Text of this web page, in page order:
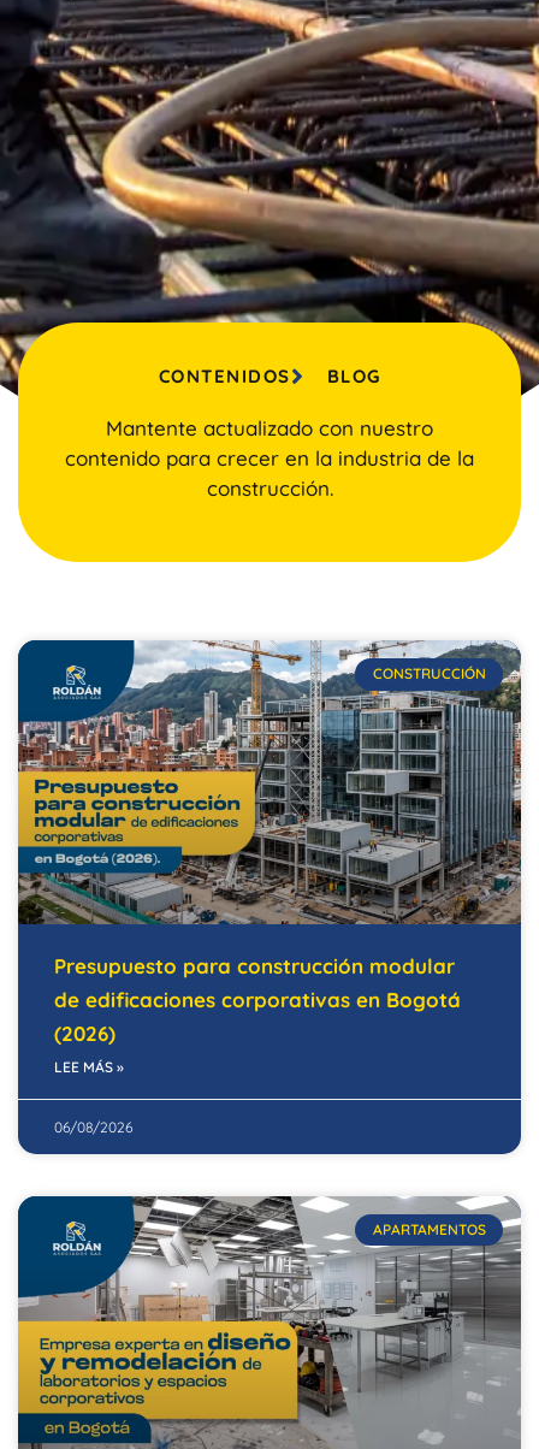
CONTENIDOS BLOG
Mantente actualizado con nuestro
contenido para crecer en la industria de la
construcción.
CONSTRUCCIÓN
Presupuesto para construcción modular
de edificaciones corporativas en Bogotá
(2026)
LEE MÁS »
06/08/2026
APARTAMENTOS